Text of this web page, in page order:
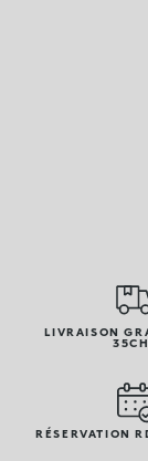
LIVRAISON
RÉSERVATION